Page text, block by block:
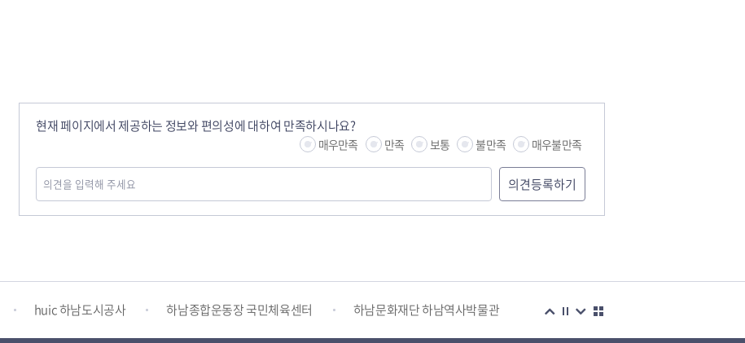
현재 페이지에서 제공하는 정보와 편의성에 대하여 만족하시나요?
매우만족 만족 보통 불만족 매우불만족
하남시청소년상담복지센터 감염병포털 하남시 평생학습관
하남시 가족센터 하남시육아종합지원센터 하남시정신건강복지센터